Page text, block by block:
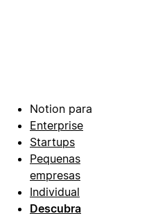
Notion para
Enterprise
Startups
Pequenas
empresas
Individual
Descubra